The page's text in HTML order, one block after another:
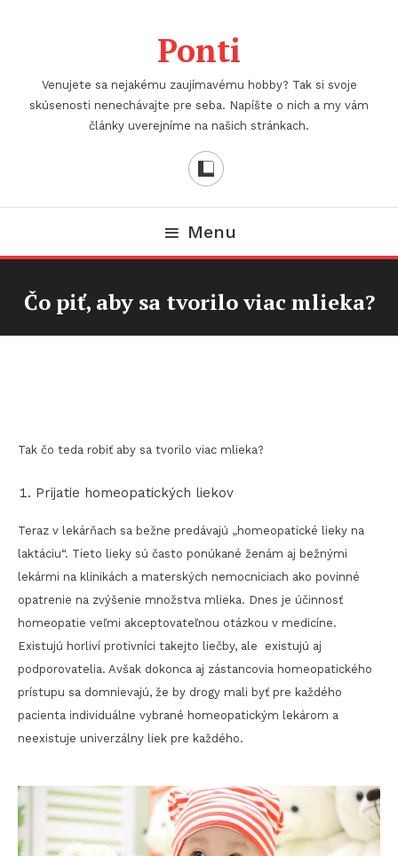
Ponti
Venujete sa nejakému zaujímavému hobby? Tak si svoje
skúsenosti nenechávajte pre seba. Napíšte o nich a my vám
články uverejníme na našich stránkach.
Menu
Čo piť, aby sa tvorilo viac mlieka?
Tak čo teda robiť aby sa tvorilo viac mlieka?
Prijatie homeopatických liekov
Teraz v lekárňach sa bežne predávajú „homeopatické lieky na
laktáciu“. Tieto lieky sú často ponúkané ženám aj bežnými
lekármi na klinikách a materských nemocniciach ako povinné
opatrenie na zvýšenie množstva mlieka. Dnes je účinnosť
homeopatie veľmi akceptovateľnou otázkou v medicíne.
Existujú horliví protivníci takejto liečby, ale existujú aj
podporovatelia. Avšak dokonca aj zástancovia homeopatického
prístupu sa domnievajú, že by drogy mali byť pre každého
pacienta individuálne vybrané homeopatickým lekárom a
neexistuje univerzálny liek pre každého.